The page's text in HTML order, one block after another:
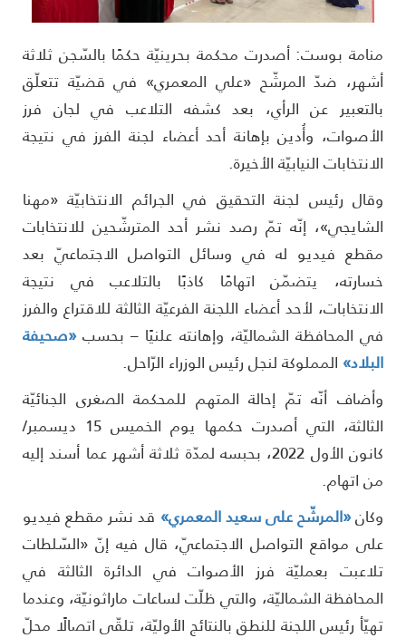
بوست: أصدرت محكمة بحرينيّة حكمًا بالسّجن ثلاثة
ضدّ المرشّح «علي المعمري» في قضيّة تتعلّق
عن الرأي، بعد كشفه التلاعب في لجان فرز
وأُدين بإهانة أحد أعضاء لجنة الفرز في نتيجة
النيابيّة الأخيرة.
رئيس لجنة التحقيق في الجرائم الانتخابيّة «مهنا
إنّه تمّ رصد نشر أحد المترشّحين للانتخابات
فيديو له في وسائل التواصل الاجتماعيّ بعد
يتضمّن اتهامًا كاذبًا بالتلاعب في نتيجة
لأحد أعضاء اللجنة الفرعيّة الثالثة للاقتراع والفرز
المحافظة الشماليّة، وإهانته علنيًا – بحسب«صحيفة
المملوكة لنجل رئيس الوزراء الرّاحل.
أنّه تمّ إحالة المتهم للمحكمة الصغرى الجنائيّة
الثالثة، التي أصدرت حكمها يوم الخميس 15 ديسمبر/
كانون الأول 2022، بحبسه لمدّة ثلاثة أشهر عما أسند إليه
اتهام.
«المرشّح على سعيد المعمري»قد نشر مقطع فيديو
مواقع التواصل الاجتماعيّ، قال فيه إنّ «السّلطات
بعمليّة فرز الأصوات في الدائرة الثالثة في
الشماليّة، والتي ظلّت لساعات ماراثونيّة، وعندما
رئيس اللجنة للنطق بالنتائج الأوليّة، تلقّى اتصالًا محلّ